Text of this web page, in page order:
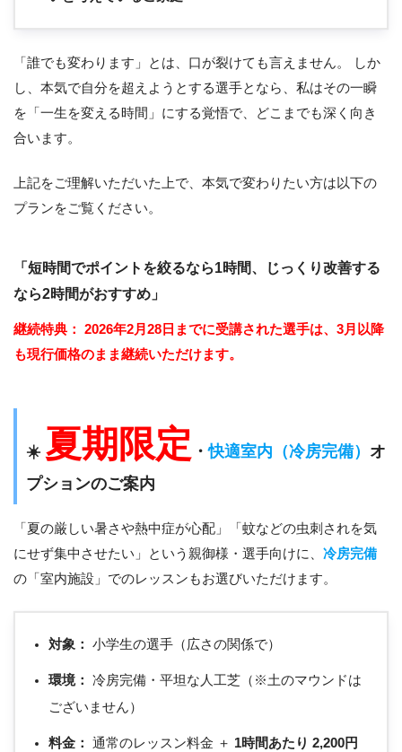
「誰でも変わります」とは、口が裂けても言えません。 しか
し、本気で自分を超えようとする選手となら、私はその一瞬
を「一生を変える時間」にする覚悟で、どこまでも深く向き
合います。
上記をご理解いただいた上で、本気で変わりたい方は以下の
プランをご覧ください。
「短時間でポイントを絞るなら1時間、じっくり改善する
なら2時間がおすすめ」
継続特典：
2026年2月28日までに受講された選手は、3月以降
も現行価格のまま継続いただけます。
☀️ 夏期限定 ・快適室内（冷房完備） オ
プションのご案内
「夏の厳しい暑さや熱中症が心配」「蚊などの虫刺されを気
にせず集中させたい」という親御様・選手向けに、 冷房完備
の「室内施設」でのレッスンもお選びいただけます。
対象： 小学生の選手（広さの関係で）
環境：
冷房完備・平坦な人工芝（※土のマウンドは
ございません）
料金： 通常のレッスン料金 ＋ 1時間あたり 2,200円